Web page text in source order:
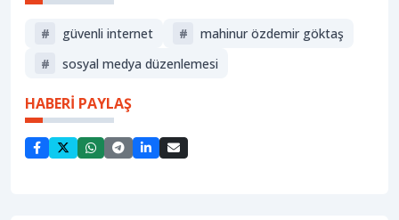
# güvenli internet #
mahinur özdemir göktaş
#
sosyal medya düzenlemesi
HABERİ PAYLAŞ